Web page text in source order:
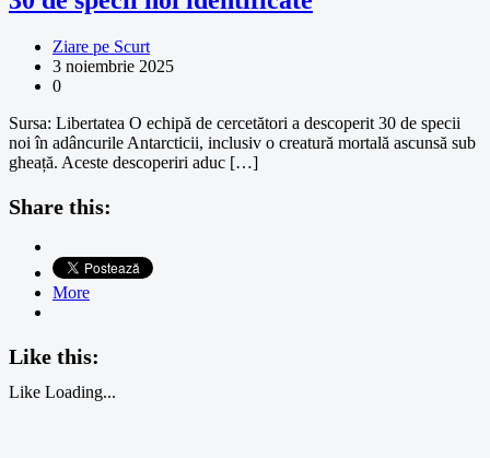
Ziare pe Scurt
3 noiembrie 2025
0
Sursa: Libertatea O echipă de cercetători a descoperit 30 de specii
noi în adâncurile Antarcticii, inclusiv o creatură mortală ascunsă sub
gheață. Aceste descoperiri aduc […]
Share this:
More
Like this:
Like Loading...